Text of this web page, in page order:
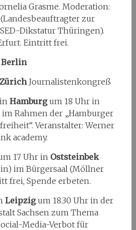
Grasme. Moderation:
zur
Dikstatur Thüringen).
Eintritt frei.
Berlin
ZürichJournalistenkongreß
Hamburgum 18 Uhr in
Rahmen der „Hamburger
Veranstalter: Werner
academy.
17 Uhr in Oststeinbek
im Bürgersaal (Möllner
frei, Spende erbeten.
Leipzigum 18.30 Uhr in der
Sachsen zum Thema
Media-Verbot für